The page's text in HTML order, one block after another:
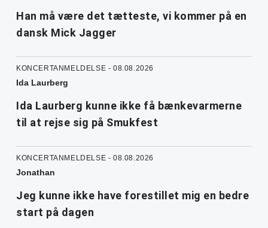
Han må være det tætteste, vi kommer på en
dansk Mick Jagger
KONCERTANMELDELSE - 08.08.2026
Ida Laurberg
Ida Laurberg kunne ikke få bænkevarmerne
til at rejse sig på Smukfest
KONCERTANMELDELSE - 08.08.2026
Jonathan
Jeg kunne ikke have forestillet mig en bedre
start på dagen